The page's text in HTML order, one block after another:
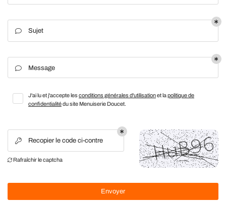
EXTÉRIEURE
INTÉRIEURE
RÉALISATIONS
ACTUALITÉS
Une question
Restez
Inscription
 Sujet
 Message
J'ai lu et j'accepte les conditions générales d'utilisationet lapolitique de
confidentialitédu site Menuiserie Doucet.
 Recopier le code ci-contre
 Rafraîchir le captcha
Envoyer